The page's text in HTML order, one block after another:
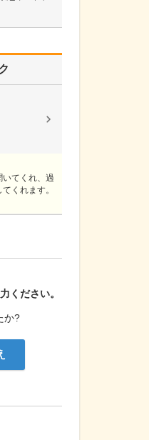
ください。
か?
いてくれ、過
くれます。